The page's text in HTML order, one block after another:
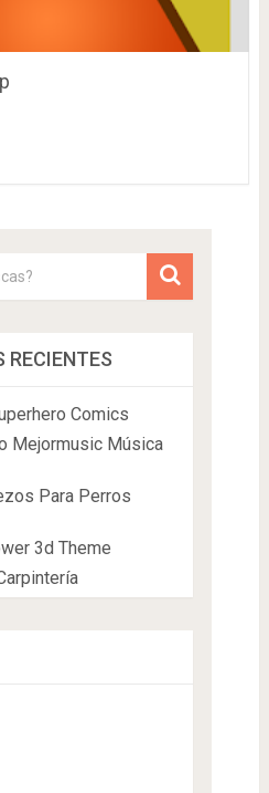
RECIENTES
Comics
Mejormusic Música
Para Perros
3d Theme